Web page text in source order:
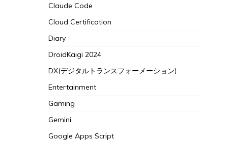
Claude Code
Cloud Certification
Diary
DroidKaigi 2024
DX(デジタルトランスフォーメーション)
Entertainment
Gaming
Gemini
Google Apps Script